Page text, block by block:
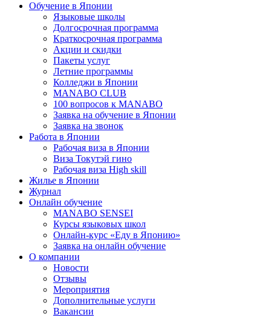
Обучение в Японии
Языковые школы
Долгосрочная программа
Краткосрочная программа
Акции и скидки
Пакеты услуг
Летние программы
Колледжи в Японии
MANABO CLUB
100 вопросов к MАNABO
Заявка на обучение в Японии
Заявка на звонок
Работа в Японии
Рабочая виза в Японии
Виза Токутэй гино
Рабочая виза High skill
Жилье в Японии
Журнал
Онлайн обучение
MANABO SENSEI
Курсы языковых школ
Онлайн-курс «Еду в Японию»
Заявка на онлайн обучение
О компании
Новости
Отзывы
Мероприятия
Дополнительные услуги
Вакансии